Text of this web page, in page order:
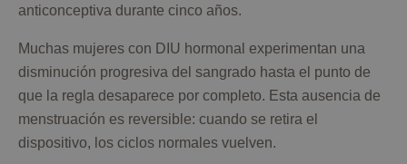
anticonceptiva durante cinco años.
Muchas mujeres con DIU hormonal experimentan una
disminución progresiva del sangrado hasta el punto de
que la regla desaparece por completo. Esta ausencia de
menstruación es reversible: cuando se retira el
dispositivo, los ciclos normales vuelven.